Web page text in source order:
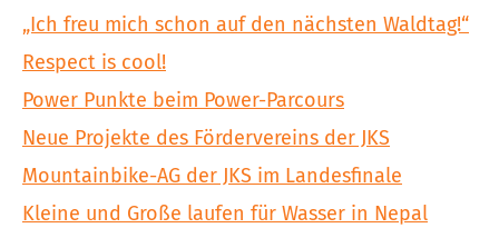
„Ich freu mich schon auf den nächsten Waldtag!“
Respect is cool!
Power Punkte beim Power-Parcours
Neue Projekte des Fördervereins der JKS
Mountainbike-AG der JKS im Landesfinale
Kleine und Große laufen für Wasser in Nepal